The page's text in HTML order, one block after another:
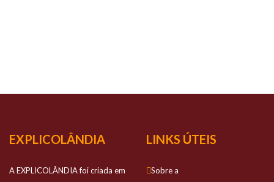
EXPLICOLÂNDIA
A EXPLICOLÂNDIA foi criada em
LINKS ÚTEIS
Sobre a